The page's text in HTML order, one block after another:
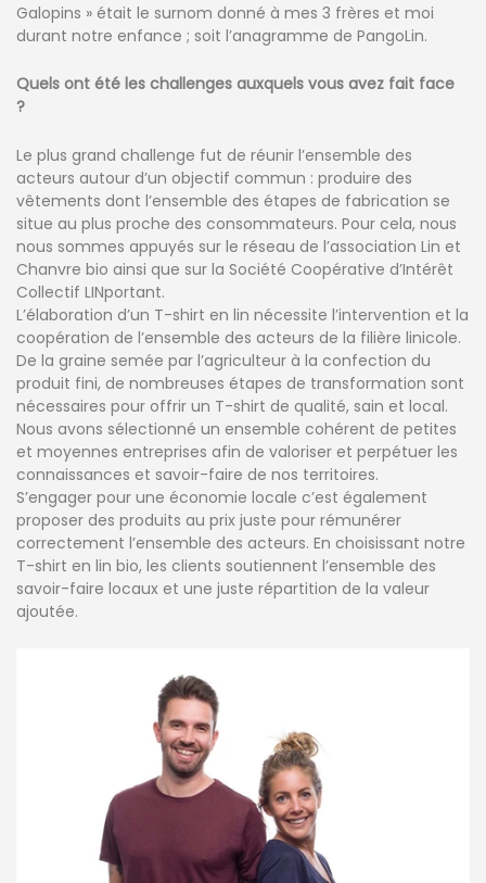
Galopins » était le surnom donné à mes 3 frères et moi
durant notre enfance ; soit l’anagramme de PangoLin.
Quels ont été les challenges auxquels vous avez fait face
?
Le plus grand challenge fut de réunir l’ensemble des
acteurs autour d’un objectif commun : produire des
vêtements dont l’ensemble des étapes de fabrication se
situe au plus proche des consommateurs. Pour cela, nous
nous sommes appuyés sur le réseau de l’association Lin et
Chanvre bio ainsi que sur la Société Coopérative d’Intérêt
Collectif LINportant.
L’élaboration d’un T-shirt en lin nécessite l’intervention et la
coopération de l’ensemble des acteurs de la filière linicole.
De la graine semée par l’agriculteur à la confection du
produit fini, de nombreuses étapes de transformation sont
nécessaires pour offrir un T-shirt de qualité, sain et local.
Nous avons sélectionné un ensemble cohérent de petites
et moyennes entreprises afin de valoriser et perpétuer les
connaissances et savoir-faire de nos territoires.
S’engager pour une économie locale c’est également
proposer des produits au prix juste pour rémunérer
correctement l’ensemble des acteurs. En choisissant notre
T-shirt en lin bio, les clients soutiennent l’ensemble des
savoir-faire locaux et une juste répartition de la valeur
ajoutée.